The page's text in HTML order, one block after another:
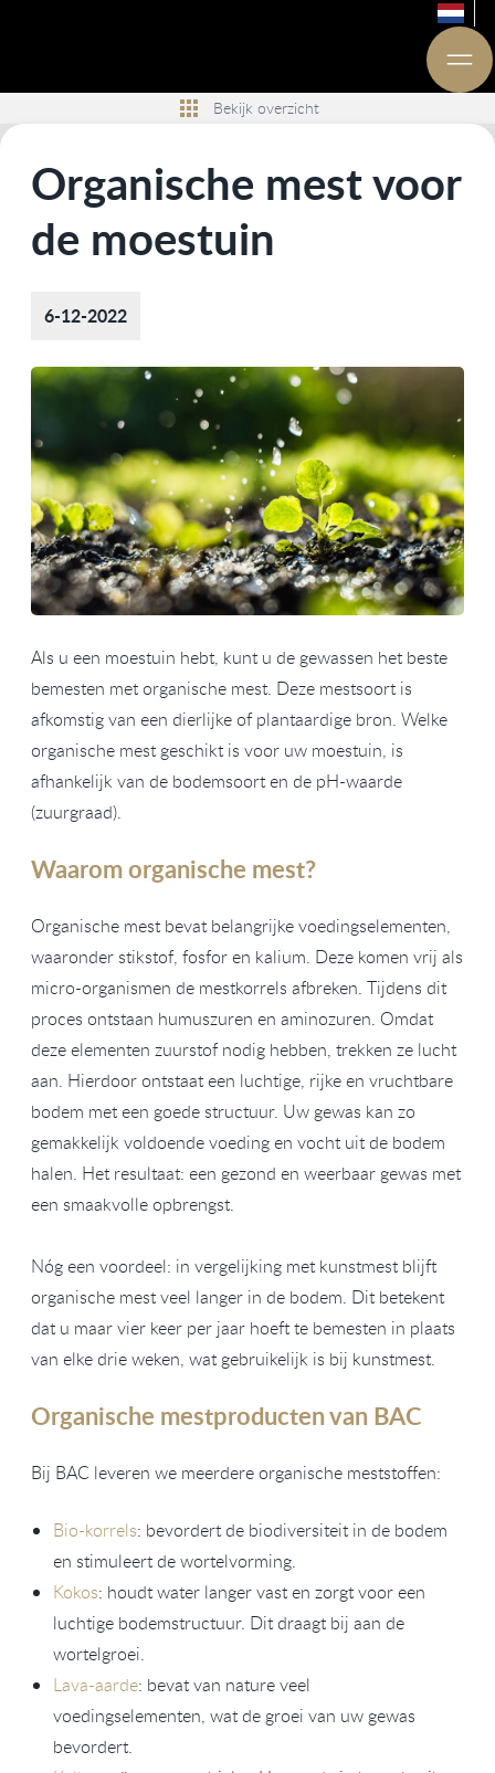
Bekijk overzicht
Organische mest voor
de moestuin
6-12-2022
Als u een moestuin hebt, kunt u de gewassen het beste
bemesten met organische mest. Deze mestsoort is
afkomstig van een dierlijke of plantaardige bron. Welke
organische mest geschikt is voor uw moestuin, is
afhankelijk van de bodemsoort en de pH-waarde
(zuurgraad).
Waarom organische mest?
Organische mest bevat belangrijke voedingselementen,
waaronder stikstof, fosfor en kalium. Deze komen vrij als
micro-organismen de mestkorrels afbreken. Tijdens dit
proces ontstaan humuszuren en aminozuren. Omdat
deze elementen zuurstof nodig hebben, trekken ze lucht
aan. Hierdoor ontstaat een luchtige, rijke en vruchtbare
bodem met een goede structuur. Uw gewas kan zo
gemakkelijk voldoende voeding en vocht uit de bodem
halen. Het resultaat: een gezond en weerbaar gewas met
een smaakvolle opbrengst.
Nóg een voordeel: in vergelijking met kunstmest blijft
organische mest veel langer in de bodem. Dit betekent
dat u maar vier keer per jaar hoeft te bemesten in plaats
van elke drie weken, wat gebruikelijk is bij kunstmest.
Organische mestproducten van BAC
Bij BAC leveren we meerdere organische meststoffen:
Bio-korrels: bevordert de biodiversiteit in de bodem
en stimuleert de wortelvorming.
Kokos: houdt water langer vast en zorgt voor een
luchtige bodemstructuur. Dit draagt bij aan de
wortelgroei.
Lava-aarde: bevat van nature veel
voedingselementen, wat de groei van uw gewas
bevordert.